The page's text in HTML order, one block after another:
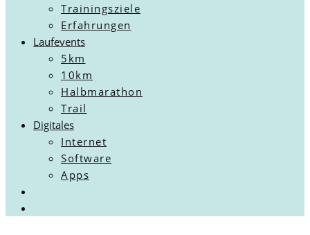
Trainingsziele
Erfahrungen
Laufevents
5km
10km
Halbmarathon
Trail
Digitales
Internet
Software
Apps